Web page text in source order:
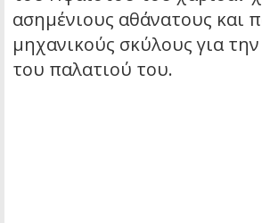
ασημένιους αθάνατους και
μηχανικούς σκύλους για
του παλατιού του.